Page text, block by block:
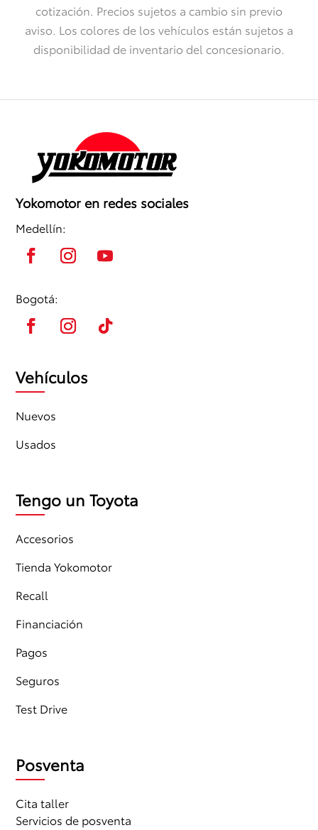
cotización. Precios sujetos a cambio sin previo
aviso. Los colores de los vehículos están sujetos a
disponibilidad de inventario del concesionario.
Yokomotor en redes sociales
Medellín:
Bogotá:
Vehículos
Nuevos
Usados
Tengo un Toyota
Accesorios
Tienda Yokomotor
Recall
Financiación
Pagos
Seguros
Test Drive
Posventa
Cita taller
Servicios de posventa